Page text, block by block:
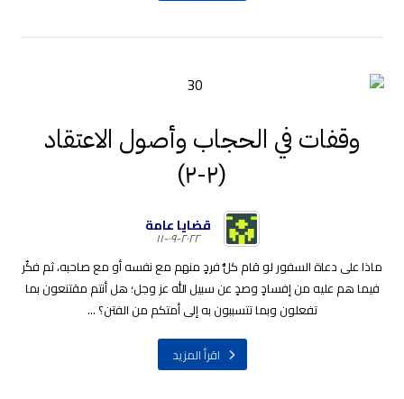
وقفات في الحجاب وأصول الاعتقاد
(٢-٢)
قضايا عامة
٢٠٢٢-٠٩-١١
ماذا على دعاة السفور لو قام كلُّ فردٍ منهم مع نفسه أو مع صاحبه، ثم فكّر
فيما هم عليه من إفسادٍ وصدٍ عن سبيل الله عز وجل؛ هل أنتم مقتنعون بما
تفعلون وبما تتسببون به إلى أمتكم من الفتن؟ ...
اقرأ المزيد